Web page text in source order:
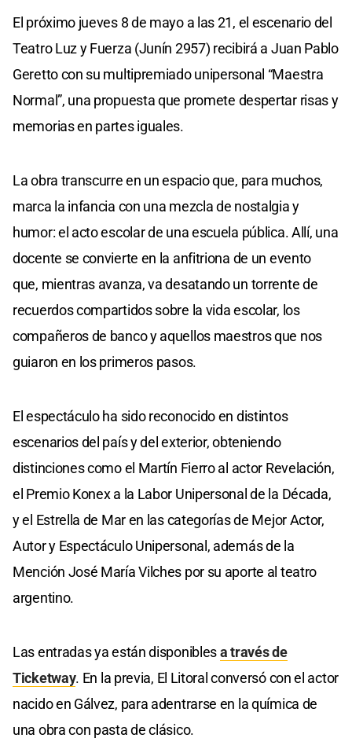
El próximo jueves 8 de mayo a las 21, el escenario del
Teatro Luz y Fuerza (Junín 2957) recibirá a Juan Pablo
Geretto con su multipremiado unipersonal “Maestra
Normal”, una propuesta que promete despertar risas y
memorias en partes iguales.
La obra transcurre en un espacio que, para muchos,
marca la infancia con una mezcla de nostalgia y
humor: el acto escolar de una escuela pública. Allí, una
docente se convierte en la anfitriona de un evento
que, mientras avanza, va desatando un torrente de
recuerdos compartidos sobre la vida escolar, los
compañeros de banco y aquellos maestros que nos
guiaron en los primeros pasos.
El espectáculo ha sido reconocido en distintos
escenarios del país y del exterior, obteniendo
distinciones como el Martín Fierro al actor Revelación,
el Premio Konex a la Labor Unipersonal de la Década,
y el Estrella de Mar en las categorías de Mejor Actor,
Autor y Espectáculo Unipersonal, además de la
Mención José María Vilches por su aporte al teatro
argentino.
Las entradas ya están disponiblesa través de
Ticketway. En la previa, El Litoral conversó con el actor
nacido en Gálvez, para adentrarse en la química de
una obra con pasta de clásico.